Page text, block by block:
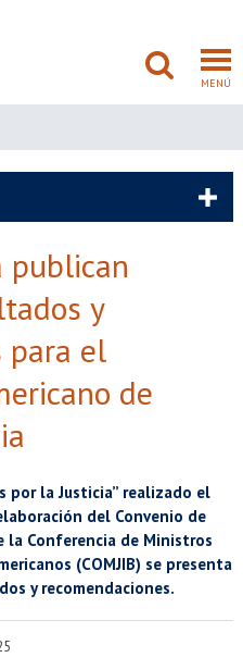
MENÚ
Estudiantes
Funcionarios
publican
y
para el
de
por la Justicia” realizado el
del Convenio de
la Conferencia de Ministros
(COMJIB) se presenta
y recomendaciones.